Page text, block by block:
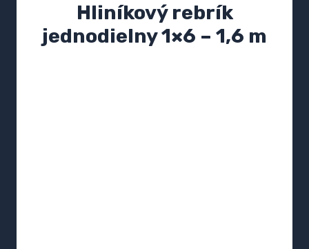
Hliníkový rebrík
jednodielny 1×6 – 1,6 m